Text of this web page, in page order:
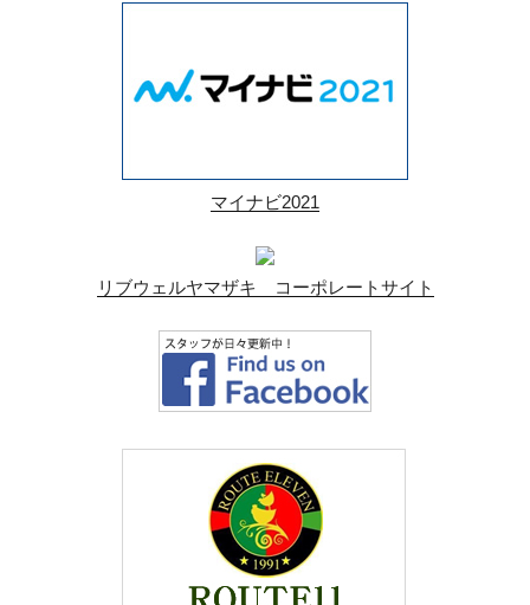
マイナビ2021
リブウェルヤマザキ コーポレートサイト